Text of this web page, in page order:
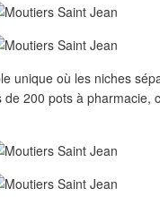
unique où les niches
200 pots à pharmacie,